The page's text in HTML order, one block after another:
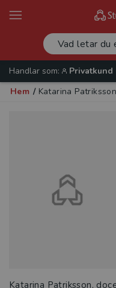
Handlar som:
Privatkund
Hem / Katarina Patriksson
Katarina Patriksson,